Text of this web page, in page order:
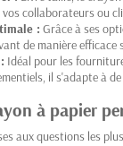
collaborateurs ou
: Grâce à ses
de manière
Idéal pour les
il s'adapte à
à papier
aux questions les